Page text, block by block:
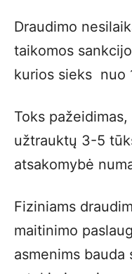
Draudimo
taikomos
kurios sieks nuo
Toks
užtrauktų 3-5
atsakomybė
Fiziniams
maitinimo
asmenims